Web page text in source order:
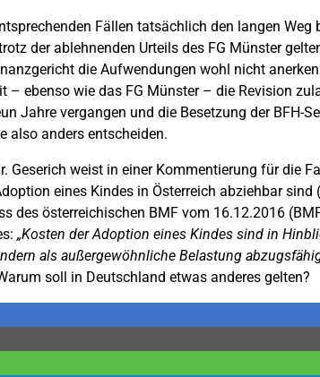
Fällen tatsächlich den langen Weg
der ablehnenden Urteils des FG Münster
die Aufwendungen wohl nicht
– ebenso wie das FG Münster – die Revision
Jahre vergangen und die Besetzung der BFH-
also anders entscheiden.
Geserich weist in einer Kommentierung für die
eines Kindes in Österreich abziehbar
des österreichischen BMF vom 16.12.2016
„Kosten der Adoption eines Kindes sind in
als außergewöhnliche Belastung
soll in Deutschland etwas anderes gelten?